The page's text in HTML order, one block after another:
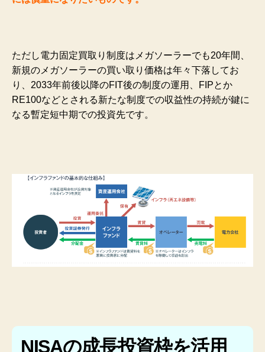
ただし電力固定買取り制度はメガソーラーでも20年間、
新規のメガソーラーの買い取り価格は年々下落してお
り、2033年前後以降のFIT後の制度の運用、FIPとか
RE100などとされる新たな制度での収益性の持続が鍵に
なる暫定短中期での投資先です。
NISAの成長投資枠を活用